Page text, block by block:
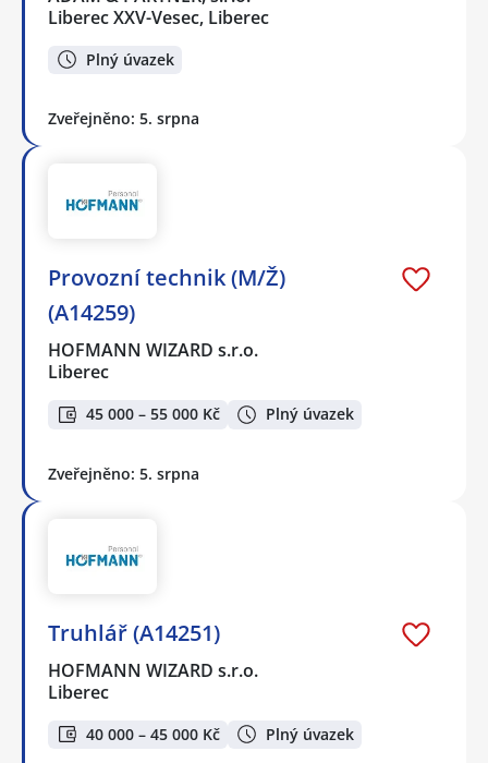
Liberec XXV-Vesec, Liberec
Plný úvazek
Zveřejněno: 5. srpna
Provozní technik (M/Ž)
(A14259)
HOFMANN WIZARD s.r.o.
Liberec
45 000 – 55 000 Kč Plný úvazek
Zveřejněno: 5. srpna
Truhlář (A14251)
HOFMANN WIZARD s.r.o.
Liberec
40 000 – 45 000 Kč Plný úvazek